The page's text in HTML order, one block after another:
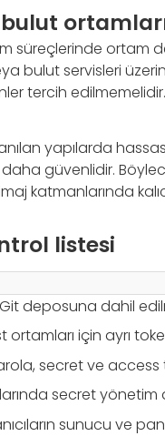
süreçlerinde ortam
bulut servisleri
tercih
yapılarda
güvenlidir.
katmanlarında
listesi
Git deposuna dahil
ortamları için ayrı
secret ve access
secret yönetim
sunucu ve